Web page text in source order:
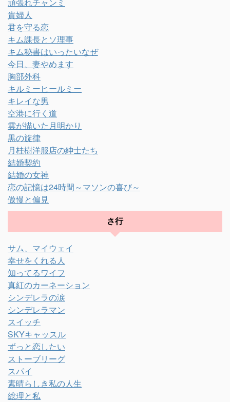
貴婦人
君を守る恋
キム課長とソ理事
キム秘書はいったいなぜ
今日、妻やめます
胸部外科
キルミーヒールミー
キレイな男
空港に行く道
雲が描いた月明かり
黒の旋律
月桂樹洋服店の紳士たち
結婚契約
結婚の女神
恋の記憶は24時間～マソンの喜び～
傲慢と偏見
さ行
サム、マイウェイ
幸せをくれる人
知ってるワイフ
真紅のカーネーション
シンデレラの涙
シンデレラマン
スイッチ
SKYキャッスル
ずっと恋したい
ストーブリーグ
スパイ
素晴らしき私の人生
総理と私